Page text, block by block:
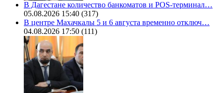
В Дагестане количество банкоматов и POS-терминал…
05.08.2026 15:40 (317)
В центре Махачкалы 5 и 6 августа временно отключ…
04.08.2026 17:50 (111)